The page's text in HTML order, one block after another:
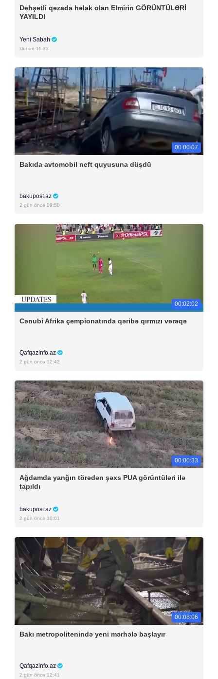
Dəhşətli qəzada həlak olan Elmirin GÖRÜNTÜLƏRİ
YAYILDI
Yeni Sabah
Dünən 11:33
00:00:07
Bakıda avtomobil neft quyusuna düşdü
bakupost.az
2 gün öncə 09:50
00:02:02
Cənubi Afrika çempionatında qəribə qırmızı vərəqə
Qafqazinfo.az
2 gün öncə 12:42
00:00:33
Ağdamda yanğın törədən şəxs PUA görüntüləri ilə
tapıldı
bakupost.az
2 gün öncə 10:01
00:08:06
Bakı metropolitenində yeni mərhələ başlayır
Qafqazinfo.az
2 gün öncə 12:41